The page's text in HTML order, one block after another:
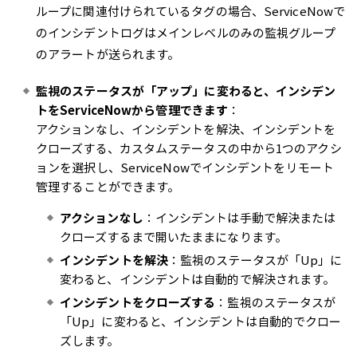
ループに関連付けられているタグの場合、ServiceNowで
のインシデントログはメインレベルのみの監視グループ
のアラートが送られます。
監視のステータスが「アップ」に変わると、インシデン
トをServiceNowから管理できます ：
アクションなし、インシデントを解決、インシデントを
クローズする、カスタムステータスの中から1つのアクシ
ョンを選択し、ServiceNowでインシデントをリモート
管理することができます。
アクションなし ：インシデントは手動で解決または
クローズするまで開いたままになります。
インシデントを解決：監視のステータスが「Up」に
変わると、インシデントは自動的で解決されます。
インシデントをクローズする ：監視のステータスが
「Up」に変わると、インシデントは自動的でクロー
ズします。